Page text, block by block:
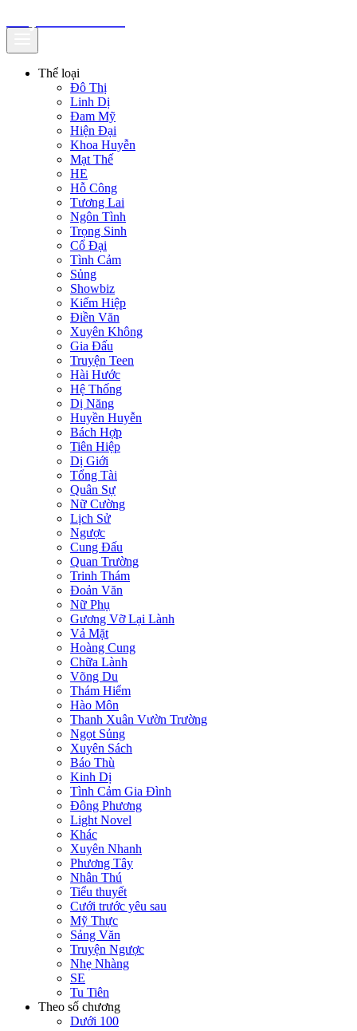
Thể loại
Đô Thị
Linh Dị
Đam Mỹ
Hiện Đại
Khoa Huyễn
Mạt Thế
HE
Hỗ Công
Tương Lai
Ngôn Tình
Trọng Sinh
Cổ Đại
Tình Cảm
Sủng
Showbiz
Kiếm Hiệp
Điền Văn
Xuyên Không
Gia Đấu
Truyện Teen
Hài Hước
Hệ Thống
Dị Năng
Huyền Huyễn
Bách Hợp
Tiên Hiệp
Dị Giới
Tổng Tài
Quân Sự
Nữ Cường
Lịch Sử
Ngược
Cung Đấu
Quan Trường
Trinh Thám
Đoản Văn
Nữ Phụ
Gương Vỡ Lại Lành
Vả Mặt
Hoàng Cung
Chữa Lành
Võng Du
Thám Hiểm
Hào Môn
Thanh Xuân Vườn Trường
Ngọt Sủng
Xuyên Sách
Báo Thù
Kinh Dị
Tình Cảm Gia Đình
Đông Phương
Light Novel
Khác
Xuyên Nhanh
Phương Tây
Nhân Thú
Tiểu thuyết
Cưới trước yêu sau
Mỹ Thực
Sảng Văn
Truyện Ngược
Nhẹ Nhàng
SE
Tu Tiên
Theo số chương
Dưới 100